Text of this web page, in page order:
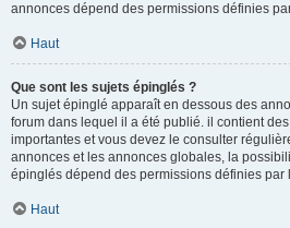
annonces dépend des permissions définies
Haut
Que sont les sujets épinglés ?
Un sujet épinglé apparaît en dessous des
forum dans lequel il a été publié. il contient
importantes et vous devez le consulter
annonces et les annonces globales, la
épinglés dépend des permissions définies par
Haut